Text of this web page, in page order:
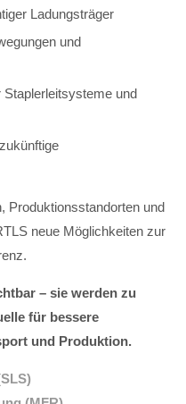
Ladungsträger
und
und
Produktionsstandorten und
neue Möglichkeiten zur
– sie werden zu
für bessere
und Produktion.